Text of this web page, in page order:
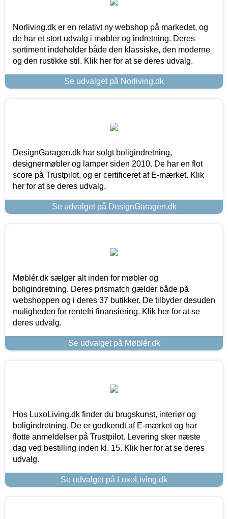
Norliving.dk er en relativt ny webshop på markedet, og
de har et stort udvalg i møbler og indretning. Deres
sortiment indeholder både den klassiske, den moderne
og den rustikke stil. Klik her for at se deres udvalg.
Se udvalget på Norliving.dk
DesignGaragen.dk har solgt boligindretning,
designermøbler og lamper siden 2010. De har en flot
score på Trustpilot, og er certificeret af E-mærket. Klik
her for at se deres udvalg.
Se udvalget på DesignGaragen.dk
Møblér.dk sælger alt inden for møbler og
boligindretning. Deres prismatch gælder både på
webshoppen og i deres 37 butikker. De tilbyder desuden
muligheden for rentefri finansiering. Klik her for at se
deres udvalg.
Se udvalget på Møblér.dk
Hos LuxoLiving.dk finder du brugskunst, interiør og
boligindretning. De er godkendt af E-mærket og har
flotte anmeldelser på Trustpilot. Levering sker næste
dag ved bestilling inden kl. 15. Klik her for at se deres
udvalg.
Se udvalget på LuxoLiving.dk